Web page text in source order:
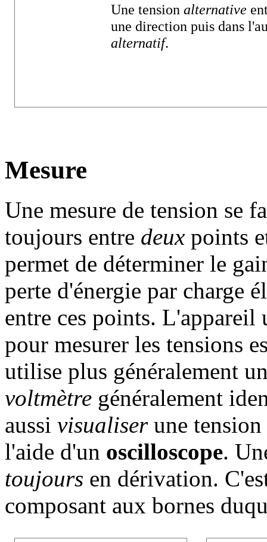
Une tension alternative
une direction puis dans
alternatif.
Mesure
Une mesure de tension se
toujours entre deux points
permet de déterminer le
perte d'énergie par charge
entre ces points. L'appareil
pour mesurer les tensions
utilise plus généralement
voltmètre généralement
aussi visualiserune tension
l'aide d'un oscilloscope.
toujours en dérivation.
composant aux bornes